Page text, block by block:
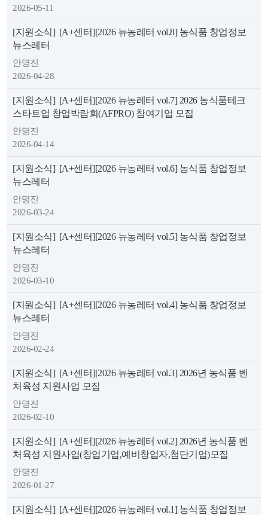
2026-05-11
[지원소식] [A+센터][2026 뉴농레터 vol.8] 농식품 창업정보
뉴스레터
안명진
2026-04-28
[지원소식] [A+센터][2026 뉴농레터 vol.7] 2026 농식품테크
스타트업 창업박람회(AFPRO) 참여기업 모집
안명진
2026-04-14
[지원소식] [A+센터][2026 뉴농레터 vol.6] 농식품 창업정보
뉴스레터
안명진
2026-03-24
[지원소식] [A+센터][2026 뉴농레터 vol.5] 농식품 창업정보
뉴스레터
안명진
2026-03-10
[지원소식] [A+센터][2026 뉴농레터 vol.4] 농식품 창업정보
뉴스레터
안명진
2026-02-24
[지원소식] [A+센터][2026 뉴농레터 vol.3] 2026년 농식품 벤
처육성 지원사업 모집
안명진
2026-02-10
[지원소식] [A+센터][2026 뉴농레터 vol.2] 2026년 농식품 벤
처육성 지원사업(창업기업,예비창업자,첨단기업)모집
안명진
2026-01-27
[지원소식] [A+센터][2026 뉴농레터 vol.1] 농식품 창업정보